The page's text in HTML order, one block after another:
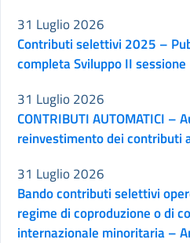
Contributi selettivi 2025 –
completa Sviluppo II sessione
31 Luglio 2026
CONTRIBUTI AUTOMATICI –
reinvestimento dei contributi
31 Luglio 2026
Bando contributi selettivi
regime di coproduzione o di
internazionale minoritaria –
31 Luglio 2026